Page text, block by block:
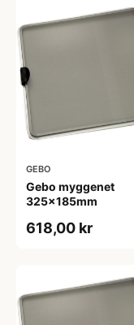
GEBO
Gebo myggenet
325x185mm
618,00 kr